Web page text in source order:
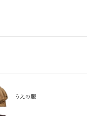
うえの服